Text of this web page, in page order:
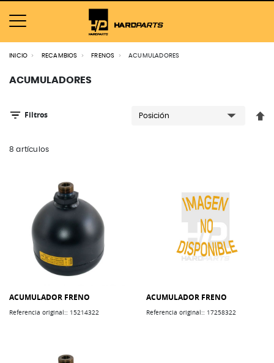
INICIO RECAMBIOS FRENOS ACUMULADORES
ACUMULADORES
8 artículos
Fijar
ACUMULADOR FRENO
Referencia original:: 15214322
ACUMULADOR FRENO
Referencia original:: 17258322
Filtros